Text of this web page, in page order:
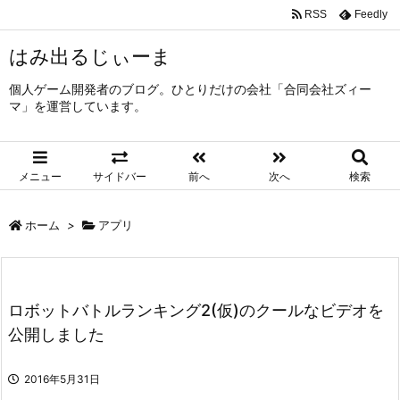
はみ出るじぃーま
個人ゲーム開発者のブログ。ひとりだけの会社「合同会社ズィー
マ」を運営しています。
メニュー サイドバー 前へ 次へ 検索
RSS Feedly
ホーム > アプリ
ロボットバトルランキング2(仮)のクールなビデオを
公開しました
2016年5月31日